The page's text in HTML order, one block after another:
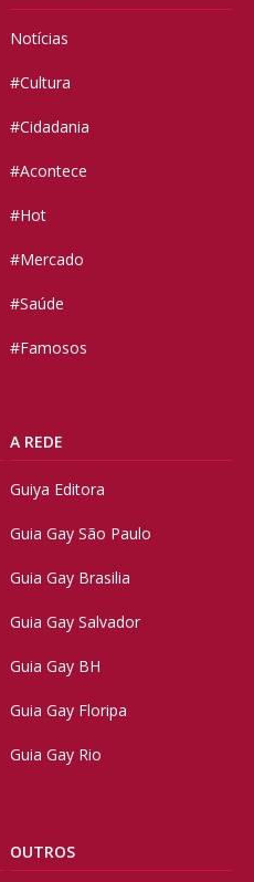
Notícias
#Cultura
#Cidadania
#Acontece
#Hot
#Mercado
#Saúde
#Famosos
A REDE
Guiya Editora
Guia Gay São Paulo
Guia Gay Brasilia
Guia Gay Salvador
Guia Gay BH
Guia Gay Floripa
Guia Gay Rio
OUTROS